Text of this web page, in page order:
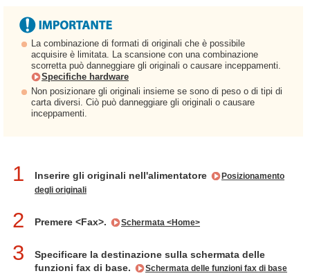
La combinazione di formati di originali che è possibile
acquisire è limitata. La scansione con una combinazione
scorretta può danneggiare gli originali o causare inceppamenti.
Specifiche hardware
Non posizionare gli originali insieme se sono di peso o di tipi di
carta diversi. Ciò può danneggiare gli originali o causare
inceppamenti.
1 Inserire gli originali nell'alimentatore
Posizionamento
degli originali
2 Premere <Fax>. Schermata <Home>
3
Specificare la destinazione sulla schermata delle
funzioni fax di base.
Schermata delle funzioni fax di base